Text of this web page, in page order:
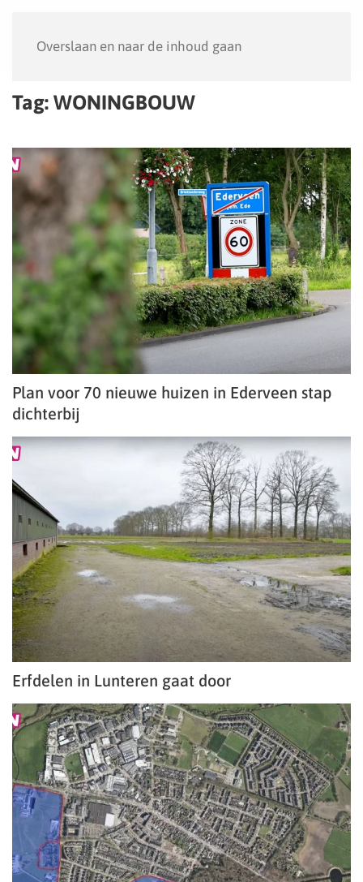
Overslaan en naar de inhoud gaan
Tag: WONINGBOUW
Plan voor 70 nieuwe huizen in Ederveen stap
dichterbij
Erfdelen in Lunteren gaat door